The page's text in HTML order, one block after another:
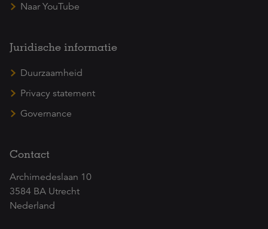
Naar YouTube
Juridische informatie
Duurzaamheid
Privacy statement
Governance
Contact
Archimedeslaan 10
3584 BA Utrecht
Nederland